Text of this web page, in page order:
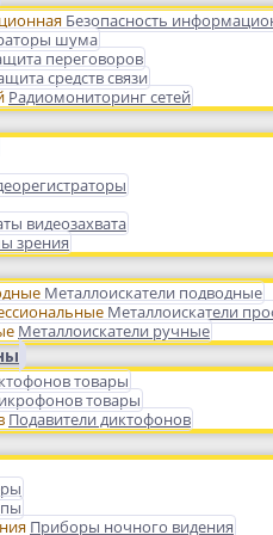
Безопасность
шума
переговоров
средств связи
Радиомониторинг сетей
видеозахвата
зрения
Металлоискатели подводные
Металлоискатели
Металлоискатели ручные
товары
товары
Подавители диктофонов
Приборы ночного видения